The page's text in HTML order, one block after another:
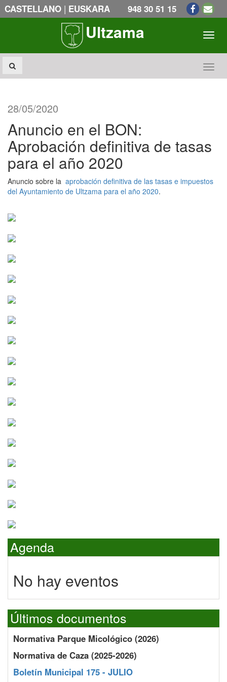
CASTELLANO | EUSKARA 948 30 51 15
Ultzama
28/05/2020
Anuncio en el BON:
Aprobación definitiva de tasas
para el año 2020
Anuncio sobre la aprobación definitiva de las tasas e impuestos
del Ayuntamiento de Ultzama para el año 2020.
Agenda
No hay eventos
Últimos documentos
Normativa Parque Micológico (2026)
Normativa de Caza (2025-2026)
Boletín Municipal 175 - JULIO